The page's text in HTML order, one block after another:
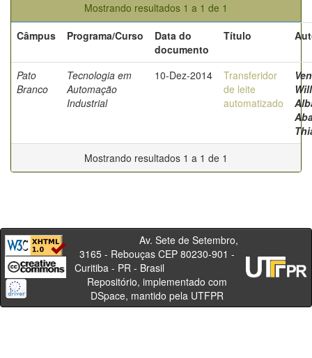
Mostrando resultados 1 a 1 de 1
Câmpus
Programa/Curso
Data do
documento
Título
Pato
Branco
Tecnologia em
Automação
Industrial
10-Dez-2014
Transferidor
de leite
automatizado
Mostrando resultados 1 a 1 de 1
Av. Sete de Setembro,
3165 - Rebouças CEP 80230-901 -
Curitiba - PR - Brasil
Repositório, implementado com
DSpace, mantido pela UTFPR